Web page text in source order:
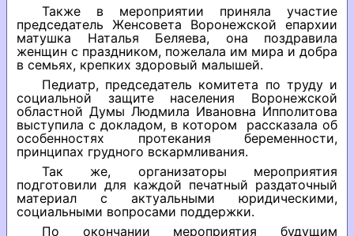
Также в мероприятии приняла участие
председатель Женсовета Воронежской епархии
матушка Наталья Беляева, она поздравила
женщин с праздником, пожелала им мира и добра
в семьях, крепких здоровый малышей.
Педиатр, председатель комитета по труду и
социальной защите населения Воронежской
областной Думы Людмила Ивановна Ипполитова
выступила с докладом, в котором рассказала об
особенностях протекания беременности,
принципах грудного вскармливания.
Так же, организаторы мероприятия
подготовили для каждой печатный раздаточный
материал с актуальными юридическими,
социальными вопросами поддержки.
По окончании мероприятия будущим